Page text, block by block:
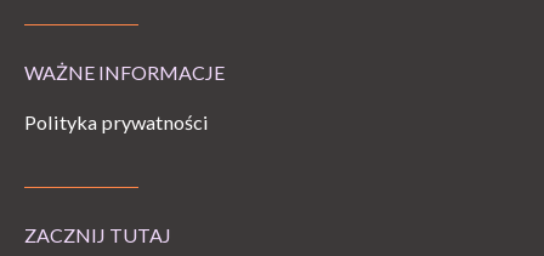
WAŻNE INFORMACJE
Polityka prywatności
ZACZNIJ TUTAJ